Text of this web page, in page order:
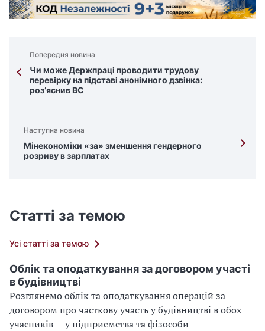
Попередня новина
Чи може Держпраці проводити трудову
перевірку на підставі анонімного дзвінка:
роз’яснив ВС
Наступна новина
Мінекономіки «за» зменшення гендерного
розриву в зарплатах
Статті за темою
Усі статті за темою
Облік та оподаткування за договором участі
в будівництві
Розглянемо облік та оподаткування операцій за
договором про часткову участь у будівництві в обох
учасників — у підприємства та фізособи